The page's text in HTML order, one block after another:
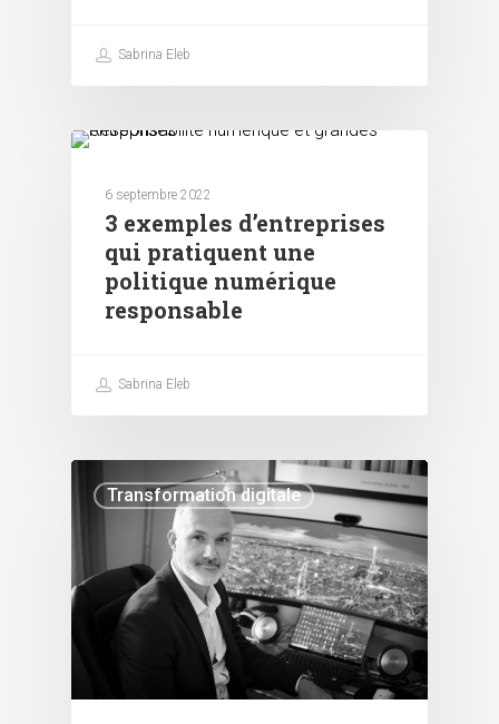
Sabrina Eleb
6 septembre 2022
3 exemples d’entreprises
qui pratiquent une
politique numérique
responsable
Sabrina Eleb
Transformation digitale